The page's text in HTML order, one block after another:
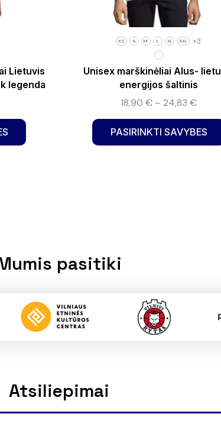
Lietuvis
legenda
XS S M L XL XXL +3
Unisex marškinėliai Alus-
energijos šaltinis
18,90 € – 24,83 €
PASIRINKTI SAVYBES
pasitiki
Atsiliepimai